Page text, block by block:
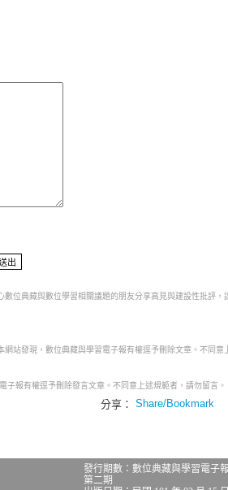
位典藏與數位學習相關議題的朋友分享高見與建設性批評，
站發現，數位典藏與學習電子報有權逕予刪除文章。不同意
報有權逕予刪除發言文章。不同意上述規範者，請勿留言。
分享：
發行期數：數位典藏與學習電子
第二期